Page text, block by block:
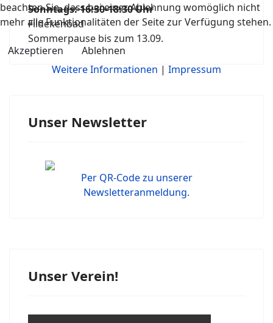
Sonntags: 16:30-18:30 Uhr
Fildekenbad
Sommerpause bis zum 13.09.
Unser Newsletter
Per QR-Code zu unserer
Newsletteranmeldung.
Unser Verein!
beachten Sie, dass bei einer Ablehnung womöglich nicht
mehr alle Funktionalitäten der Seite zur Verfügung stehen.
Akzeptieren
Ablehnen
Weitere Informationen | Impressum